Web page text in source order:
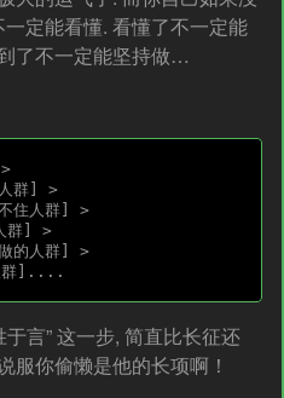
定能看懂. 看懂了不一定能
了不一定能坚持做…
言” 这一步, 简直比长征还
服你偷懒是他的长项啊！